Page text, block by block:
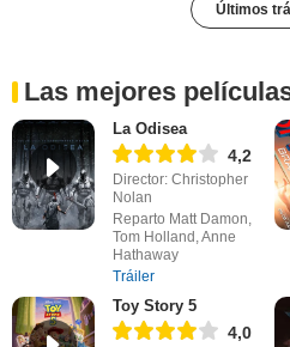
Últimos
Las mejores
La Odisea
4,2
Director: Christopher
Nolan
Reparto Matt Damon,
Tom Holland, Anne
Hathaway
Tráiler
Toy Story 5
4,0